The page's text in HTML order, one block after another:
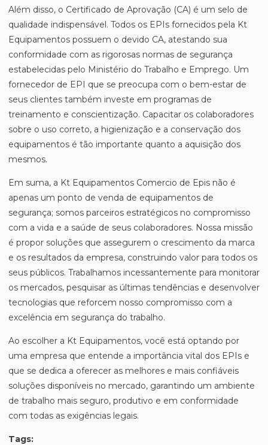
Além disso, o Certificado de Aprovação (CA) é um selo de
qualidade indispensável. Todos os EPIs fornecidos pela Kt
Equipamentos possuem o devido CA, atestando sua
conformidade com as rigorosas normas de segurança
estabelecidas pelo Ministério do Trabalho e Emprego. Um
fornecedor de EPI que se preocupa com o bem-estar de
seus clientes também investe em programas de
treinamento e conscientização. Capacitar os colaboradores
sobre o uso correto, a higienização e a conservação dos
equipamentos é tão importante quanto a aquisição dos
mesmos.
Em suma, a Kt Equipamentos Comercio de Epis não é
apenas um ponto de venda de equipamentos de
segurança; somos parceiros estratégicos no compromisso
com a vida e a saúde de seus colaboradores. Nossa missão
é propor soluções que assegurem o crescimento da marca
e os resultados da empresa, construindo valor para todos os
seus públicos. Trabalhamos incessantemente para monitorar
os mercados, pesquisar as últimas tendências e desenvolver
tecnologias que reforcem nosso compromisso com a
excelência em segurança do trabalho.
Ao escolher a Kt Equipamentos, você está optando por
uma empresa que entende a importância vital dos EPIs e
que se dedica a oferecer as melhores e mais confiáveis
soluções disponíveis no mercado, garantindo um ambiente
de trabalho mais seguro, produtivo e em conformidade
com todas as exigências legais.
Tags: